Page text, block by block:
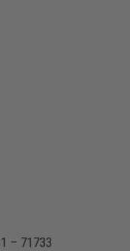
– 71733